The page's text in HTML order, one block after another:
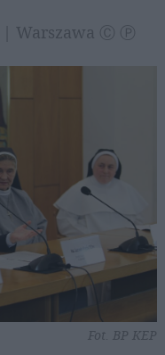
| Warszawa Ⓒ Ⓟ
Fot. BP KEP